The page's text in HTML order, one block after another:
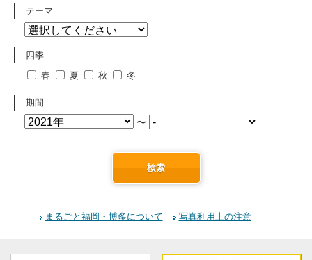
テーマ
四季
春
夏 秋 冬
期間
〜
検索
まるごと福岡・博多について 写真利用上の注意